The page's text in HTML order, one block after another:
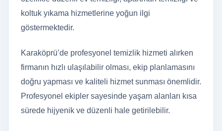
koltuk yıkama hizmetlerine yoğun ilgi
göstermektedir.
Karaköprü’de profesyonel temizlik hizmeti alırken
firmanın hızlı ulaşılabilir olması, ekip planlamasını
doğru yapması ve kaliteli hizmet sunması önemlidir.
Profesyonel ekipler sayesinde yaşam alanları kısa
sürede hijyenik ve düzenli hale getirilebilir.